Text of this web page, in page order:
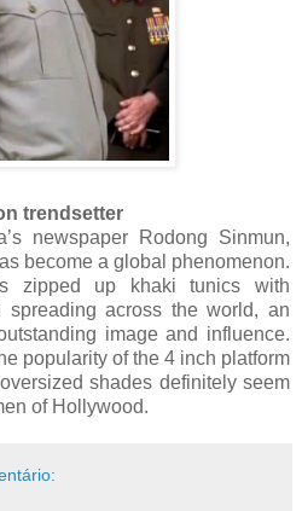
trendsetter
newspaper Rodong Sinmun,
become a global phenomenon.
zipped up khaki tunics with
spreading across the world, an
image and influence.
popularity of the 4 inch platform
shades definitely seem
of Hollywood.